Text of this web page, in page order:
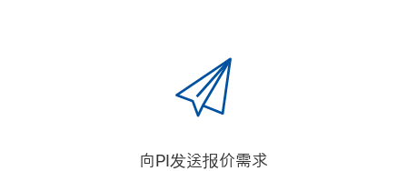
向PI发送报价需求